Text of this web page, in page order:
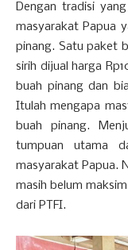
Dengan tradisi
masyarakat Papua
pinang. Satu paket
sirih dijual harga
buah pinang dan
Itulah mengapa
buah pinang.
tumpuan utama
masyarakat Papua.
masih belum
dari PTFI.